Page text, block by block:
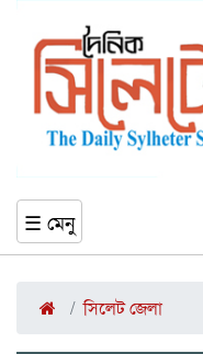
☰ মেনু
সিলেট জেলা